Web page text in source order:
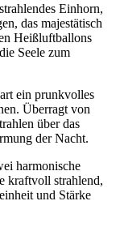
Einhorn,
das majestätisch
Heißluftballons
Seele zum
ein prunkvolles
Überragt von
über das
der Nacht.
harmonische
kraftvoll strahlend,
und Stärke